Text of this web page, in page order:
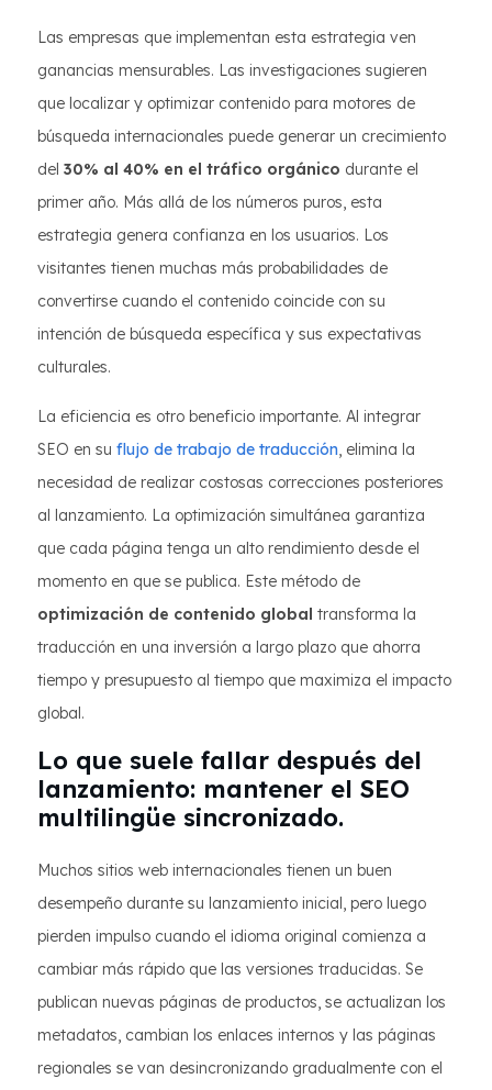
Las empresas que implementan esta estrategia ven
ganancias mensurables. Las investigaciones sugieren
que localizar y optimizar contenido para motores de
búsqueda internacionales puede generar un crecimiento
del 30% al 40% en el tráfico orgánico durante el
primer año. Más allá de los números puros, esta
estrategia genera confianza en los usuarios. Los
visitantes tienen muchas más probabilidades de
convertirse cuando el contenido coincide con su
intención de búsqueda específica y sus expectativas
culturales.
La eficiencia es otro beneficio importante. Al integrar
SEO en su flujo de trabajo de traducción, elimina la
necesidad de realizar costosas correcciones posteriores
al lanzamiento. La optimización simultánea garantiza
que cada página tenga un alto rendimiento desde el
momento en que se publica. Este método de
optimización de contenido global transforma la
traducción en una inversión a largo plazo que ahorra
tiempo y presupuesto al tiempo que maximiza el impacto
global.
Lo que suele fallar después del
lanzamiento: mantener el SEO
multilingüe sincronizado.
Muchos sitios web internacionales tienen un buen
desempeño durante su lanzamiento inicial, pero luego
pierden impulso cuando el idioma original comienza a
cambiar más rápido que las versiones traducidas. Se
publican nuevas páginas de productos, se actualizan los
metadatos, cambian los enlaces internos y las páginas
regionales se van desincronizando gradualmente con el